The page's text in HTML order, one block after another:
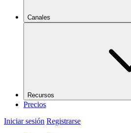
Canales
Recursos
Precios
Iniciar sesión Registrarse